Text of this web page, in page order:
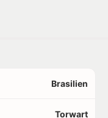
Brasilien
Torwart